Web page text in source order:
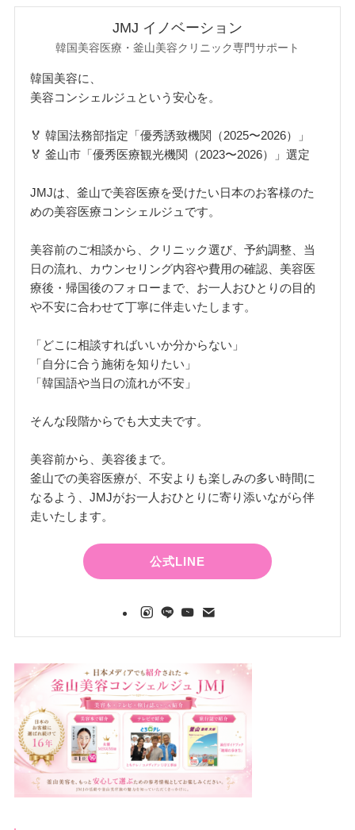
JMJ イノベーション
韓国美容医療・釜山美容クリニック専門サポート
韓国美容に、
美容コンシェルジュという安心を。
🏅 韓国法務部指定「優秀誘致機関（2025〜2026）」
🏅 釜山市「優秀医療観光機関（2023〜2026）」選定
JMJは、釜山で美容医療を受けたい日本のお客様のた
めの美容医療コンシェルジュです。
美容前のご相談から、クリニック選び、予約調整、当
日の流れ、カウンセリング内容や費用の確認、美容医
療後・帰国後のフォローまで、お一人おひとりの目的
や不安に合わせて丁寧に伴走いたします。
「どこに相談すればいいか分からない」
「自分に合う施術を知りたい」
「韓国語や当日の流れが不安」
そんな段階からでも大丈夫です。
美容前から、美容後まで。
釜山での美容医療が、不安よりも楽しみの多い時間に
なるよう、JMJがお一人おひとりに寄り添いながら伴
走いたします。
公式LINE